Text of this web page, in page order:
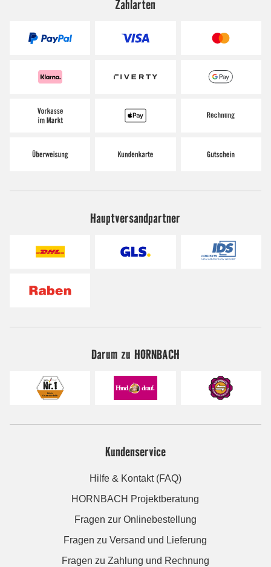
Zahlarten
Hauptversandpartner
Darum zu HORNBACH
Kundenservice
Hilfe & Kontakt (FAQ)
HORNBACH Projektberatung
Fragen zur Onlinebestellung
Fragen zu Versand und Lieferung
Fragen zu Zahlung und Rechnung